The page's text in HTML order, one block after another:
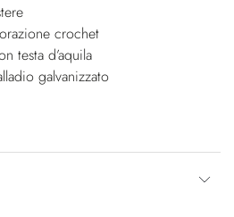
crochet
testa d’aquila
galvanizzato